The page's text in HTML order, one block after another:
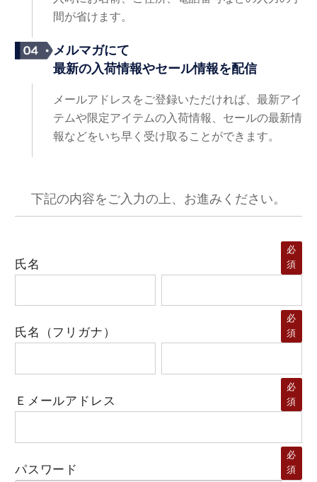
間が省けます。
メルマガにて
最新の入荷情報やセール情報を配信
メールアドレスをご登録いただければ、最新アイ
テムや限定アイテムの入荷情報、セールの最新情
報などをいち早く受け取ることができます。
下記の内容をご入力の上、お進みください。
氏名
必
須
氏名（フリガナ）
必
須
Ｅメールアドレス
必
須
パスワード
必
須